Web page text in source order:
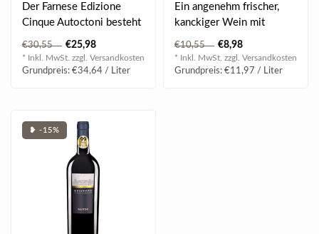
Der Farnese Edizione
Cinque Autoctoni besteht
aus fünf autochthonen
Rebsorten S..
€30,55 €25,98
* Inkl. MwSt. zzgl. Versandkosten
Grundpreis: €34,64 / Liter
Ein angenehm frischer,
kanckiger Wein mit
fruchtigen Noten.
€10,55 €8,98
* Inkl. MwSt. zzgl. Versandkosten
Grundpreis: €11,97 / Liter
❥ -15%